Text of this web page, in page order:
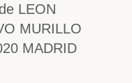
LEON
MURILLO
MADRID